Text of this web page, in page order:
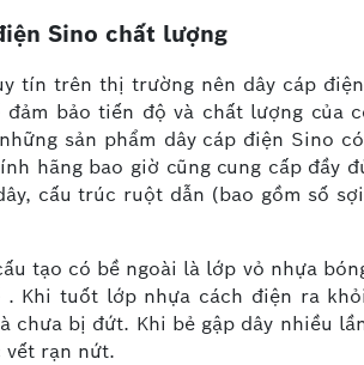
Sino chất lượng
tín trên thị trường nên dây cáp
đảm bảo tiến độ và chất lượng của
sản phẩm dây cáp điện Sino
hãng bao giờ cũng cung cấp đầy
cấu trúc ruột dẫn (bao gồm số
tạo có bề ngoài là lớp vỏ nhựa
Khi tuốt lớp nhựa cách điện ra
chưa bị đứt. Khi bẻ gập dây nhiều
vết rạn nứt.